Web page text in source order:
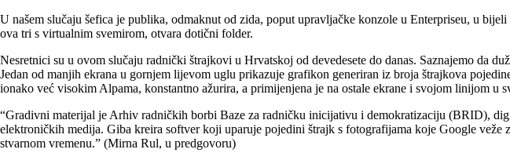
U našem slučaju šefica je publika, odmaknut od zida, poput upravljačke konzole u Enterpriseu, u
ova tri s virtualnim svemirom, otvara dotični folder.
Nesretnici su u ovom slučaju radnički štrajkovi u Hrvatskoj od devedesete do danas. Saznajemo da
Jedan od manjih ekrana u gornjem lijevom uglu prikazuje grafikon generiran iz broja štrajkova
ionako već visokim Alpama, konstantno ažurira, a primijenjena je na ostale ekrane i svojom linijom u
“Gradivni materijal je Arhiv radničkih borbi Baze za radničku inicijativu i demokratizaciju (BRID),
elektroničkih medija. Giba kreira softver koji uparuje pojedini štrajk s fotografijama koje Google
stvarnom vremenu.” (Mirna Rul, u predgovoru)